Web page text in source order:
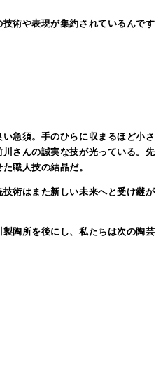
術や表現が集約されているんです
急須。手のひらに収まるほど小さ
さんの誠実な技が光っている。先
職人技の結晶だ。
術はまた新しい未来へと受け継が
陶所を後にし、私たちは次の陶芸